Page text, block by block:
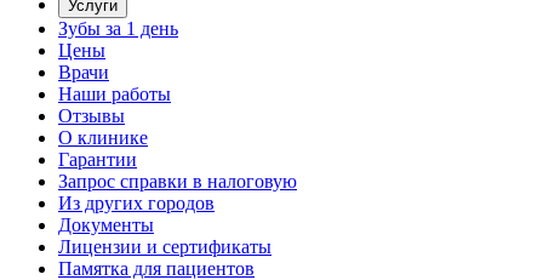
Услуги
Зубы за 1 день
Цены
Врачи
Наши работы
Отзывы
О клинике
Гарантии
Запрос справки в налоговую
Из других городов
Документы
Лицензии и сертификаты
Памятка для пациентов